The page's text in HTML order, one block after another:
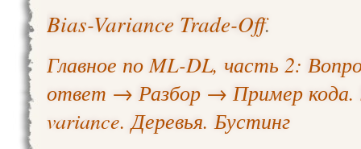
Bias-Variance Trade-Off.
Главное по ML-DL, часть 2:
ответ → Разбор → Пример кода.
variance. Деревья. Бустинг